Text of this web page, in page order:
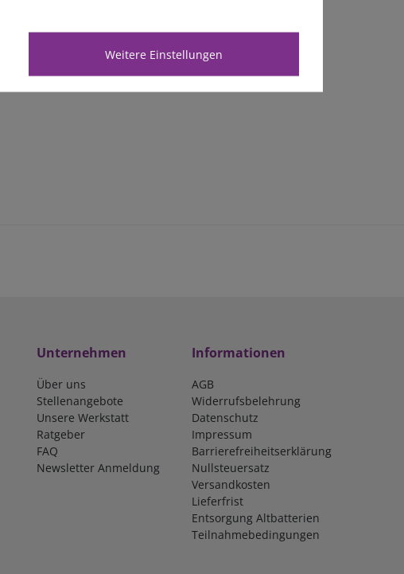
Unternehmen
Über uns
Stellenangebote
Unsere Werkstatt
Ratgeber
FAQ
Newsletter Anmeldung
Informationen
AGB
Widerrufsbelehrung
Datenschutz
Impressum
Barrierefreiheitserklärung
Nullsteuersatz
Versandkosten
Lieferfrist
Entsorgung Altbatterien
Teilnahmebedingungen
Weitere Einstellungen